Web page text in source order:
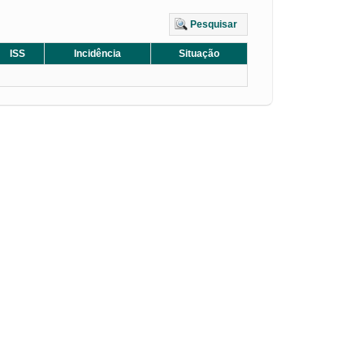
Pesquisar
ISS Incidência
Situação